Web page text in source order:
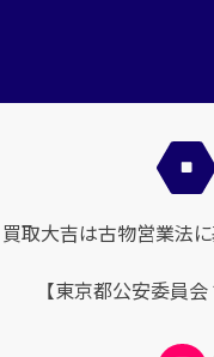
買取大吉は古物営業法
【東京都公安委員